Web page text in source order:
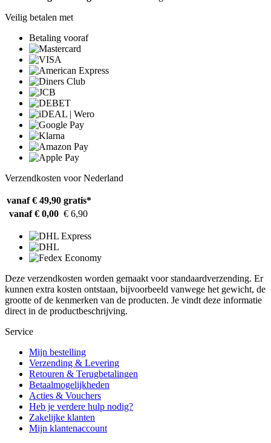
Veilig betalen met
Betaling vooraf
Verzendkosten voor Nederland
vanaf € 49,90 gratis*
vanaf € 0,00 € 6,90
Deze verzendkosten worden gemaakt voor standaardverzending. Er
kunnen extra kosten ontstaan, bijvoorbeeld vanwege het gewicht, de
grootte of de kenmerken van de producten. Je vindt deze informatie
direct in de productbeschrijving.
Service
Mijn bestelling
Verzending & Levering
Retouren & Terugbetalingen
Betaalmogelijkheden
Acties & Vouchers
Heb je verdere hulp nodig?
Zakelijke klanten
Mijn klantenaccount